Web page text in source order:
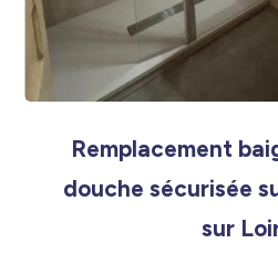
Remplacement
douche sécurisée
sur